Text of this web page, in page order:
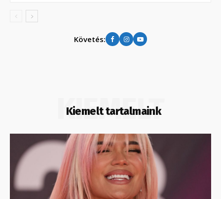
Követés:
Kiemelt tartalmaink
KIEMELT